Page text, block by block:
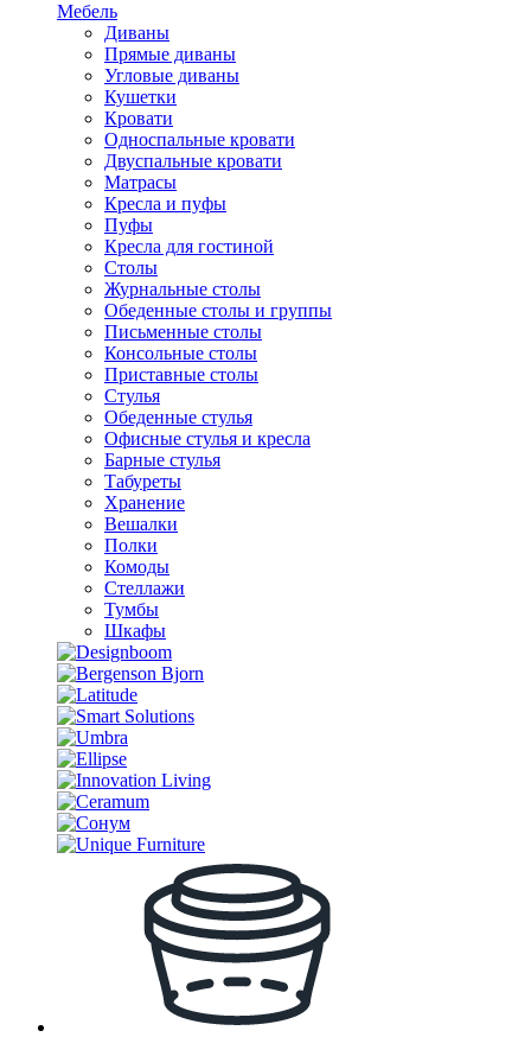
Мебель
Диваны
Прямые диваны
Угловые диваны
Кушетки
Кровати
Односпальные кровати
Двуспальные кровати
Матрасы
Кресла и пуфы
Пуфы
Кресла для гостиной
Столы
Журнальные столы
Обеденные столы и группы
Письменные столы
Консольные столы
Приставные столы
Стулья
Обеденные стулья
Офисные стулья и кресла
Барные стулья
Табуреты
Хранение
Вешалки
Полки
Комоды
Стеллажи
Тумбы
Шкафы